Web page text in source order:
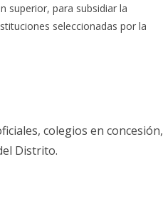
superior, para subsidiar la
seleccionadas por la
colegios en concesión,
Distrito.